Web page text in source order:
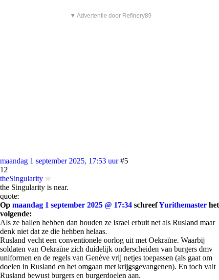
▼ Advertentie door Refinery89
maandag 1 september 2025, 17:53 uur #5
12
theSingularity
the Singularity is near.
quote:
Op maandag 1 september 2025 @ 17:34 schreefYurithemaster het
volgende:
Als ze ballen hebben dan houden ze israel erbuit net als Rusland maar
denk niet dat ze die hehben helaas.
Rusland vecht een conventionele oorlog uit met Oekraïne. Waarbij
soldaten van Oekraïne zich duidelijk onderscheiden van burgers dmv
uniformen en de regels van Genève vrij netjes toepassen (als gaat om
doelen in Rusland en het omgaan met krijgsgevangenen). En toch valt
Rusland bewust burgers en burgerdoelen aan.